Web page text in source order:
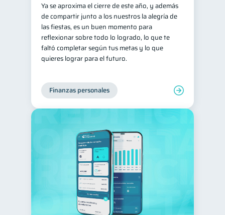
Ya se aproxima el cierre de este año, y además
de compartir junto a los nuestros la alegría de
las fiestas, es un buen momento para
reflexionar sobre todo lo logrado, lo que te
faltó completar según tus metas y lo que
quieres lograr para el futuro.
Finanzas personales